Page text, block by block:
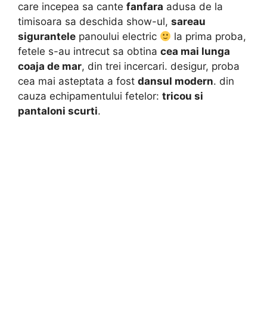
care incepea sa cante fanfara adusa de la
timisoara sa deschida show-ul, sareau
sigurantele panoului electric
la prima proba,
fetele s-au intrecut sa obtina cea mai lunga
coaja de mar, din trei incercari. desigur, proba
cea mai asteptata a fost dansul modern. din
cauza echipamentului fetelor: tricou si
pantaloni scurti.